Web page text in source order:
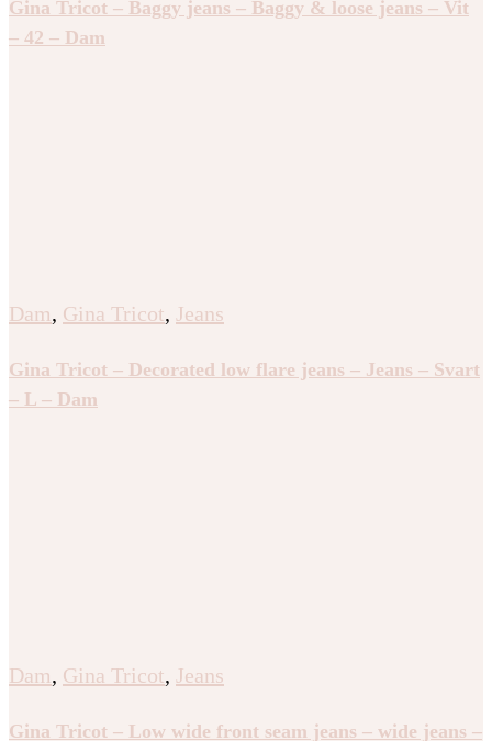
Gina Tricot – Baggy jeans – Baggy & loose jeans – Vit
– 42 – Dam
Dam, Gina Tricot, Jeans
Gina Tricot – Decorated low flare jeans – Jeans – Svart
– L – Dam
Dam, Gina Tricot, Jeans
Gina Tricot – Low wide front seam jeans – wide jeans –